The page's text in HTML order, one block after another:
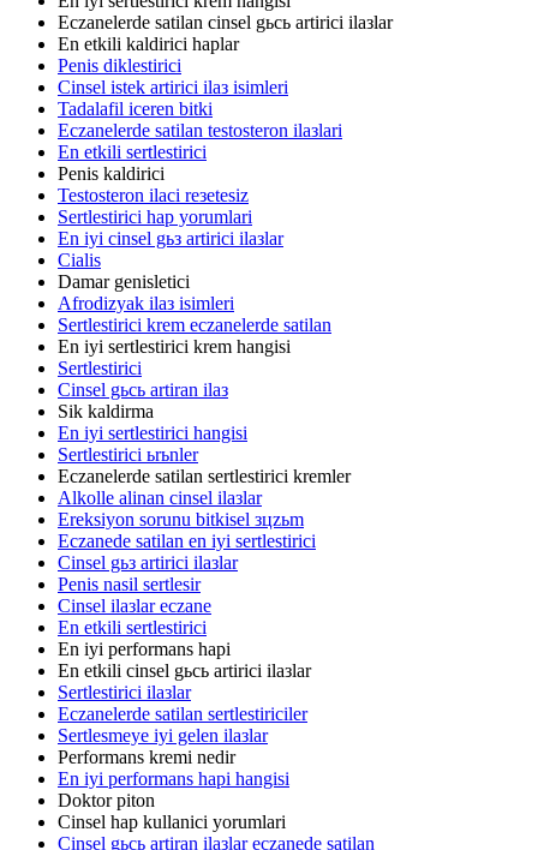
Eczanelerde satilan cinsel gьcь artirici ilaзlar
En etkili kaldirici haplar
Penis diklestirici
Cinsel istek artirici ilaз isimleri
Tadalafil iceren bitki
Eczanelerde satilan testosteron ilaзlari
En etkili sertlestirici
Penis kaldirici
Testosteron ilaci reзetesiz
Sertlestirici hap yorumlari
En iyi cinsel gьз artirici ilaзlar
Cialis
Damar genisletici
Afrodizyak ilaз isimleri
Sertlestirici krem eczanelerde satilan
En iyi sertlestirici krem hangisi
Sertlestirici
Cinsel gьcь artiran ilaз
Sik kaldirma
En iyi sertlestirici hangisi
Sertlestirici ьrьnler
Eczanelerde satilan sertlestirici kremler
Alkolle alinan cinsel ilaзlar
Ereksiyon sorunu bitkisel зцzьm
Eczanede satilan en iyi sertlestirici
Cinsel gьз artirici ilaзlar
Penis nasil sertlesir
Cinsel ilaзlar eczane
En etkili sertlestirici
En iyi performans hapi
En etkili cinsel gьcь artirici ilaзlar
Sertlestirici ilaзlar
Eczanelerde satilan sertlestiriciler
Sertlesmeye iyi gelen ilaзlar
Performans kremi nedir
En iyi performans hapi hangisi
Doktor piton
Cinsel hap kullanici yorumlari
Cinsel gьcь artiran ilaзlar eczanede satilan